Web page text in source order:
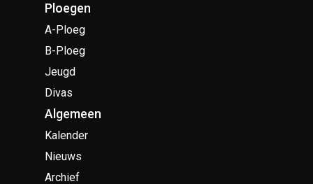
Ploegen
A-Ploeg
B-Ploeg
Jeugd
Divas
Algemeen
Kalender
Nieuws
Archief